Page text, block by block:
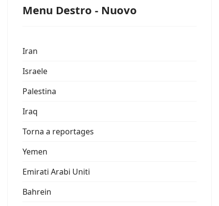
Menu Destro - Nuovo
Iran
Israele
Palestina
Iraq
Torna a reportages
Yemen
Emirati Arabi Uniti
Bahrein